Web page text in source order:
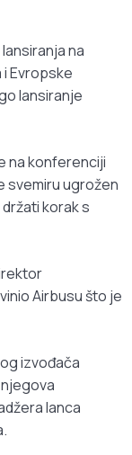
na
Evropske
lansiranje
na konferenciji
svemiru ugrožen
korak s
Airbusu što je
izvođača
lanca